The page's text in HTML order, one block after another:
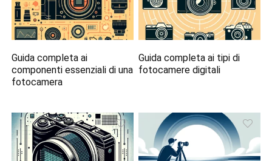
Guida completa ai
componenti essenziali di una
fotocamera
Guida completa ai tipi di
fotocamere digitali